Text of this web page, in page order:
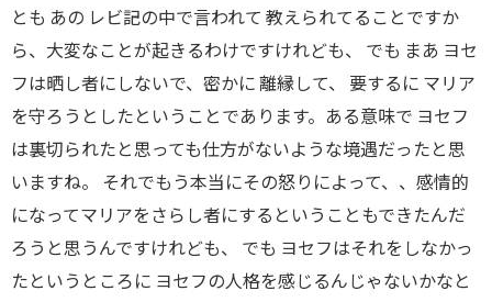
とも あの レビ記の中で言われて 教えられてることですか
ら、大変なことが起きるわけですけれども、 でも まあ ヨセ
フは晒し者にしないで、密かに 離縁して、 要するに マリア
を守ろうとしたということであります。ある意味で ヨセフ
は裏切られたと思っても仕方がないような境遇だったと思
いますね。 それでもう本当にその怒りによって、、感情的
になってマリアをさらし者にするということもできたんだ
ろうと思うんですけれども、 でも ヨセフはそれをしなかっ
たというところに ヨセフの人格を感じるんじゃないかなと